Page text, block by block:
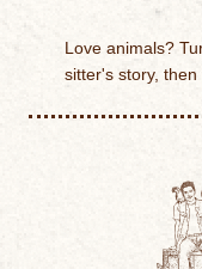
Love animals?
sitter's story,